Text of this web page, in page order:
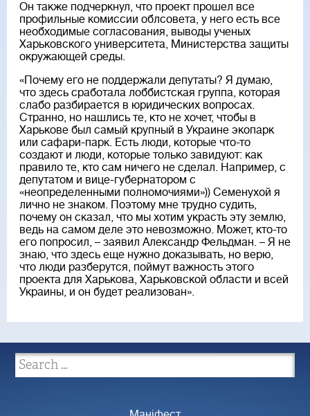
Он также подчеркнул, что проект прошел все
профильные комиссии облсовета, у него есть все
необходимые согласования, выводы ученых
Харьковского университета, Министерства защиты
окружающей среды.
«Почему его не поддержали депутаты? Я думаю,
что здесь сработала лоббистская группа, которая
слабо разбирается в юридических вопросах.
Странно, но нашлись те, кто не хочет, чтобы в
Харькове был самый крупный в Украине экопарк
или сафари-парк. Есть люди, которые что-то
создают и люди, которые только завидуют: как
правило те, кто сам ничего не сделал. Например, с
депутатом и вице-губернатором с
«неопределенными полномочиями»)) Семенухой я
лично не знаком. Поэтому мне трудно судить,
почему он сказал, что мы хотим украсть эту землю,
ведь на самом деле это невозможно. Может, кто-то
его попросил, – заявил Александр Фельдман. – Я не
знаю, что здесь еще нужно доказывать, но верю,
что люди разберутся, поймут важность этого
проекта для Харькова, Харьковской области и всей
Украины, и он будет реализован».